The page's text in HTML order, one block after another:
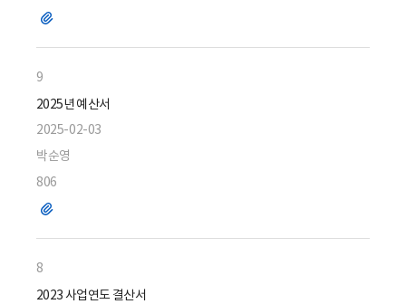
파
9
2025년 예산서
2025-02-03
박순영
806
파
8
2023 사업연도 결산서